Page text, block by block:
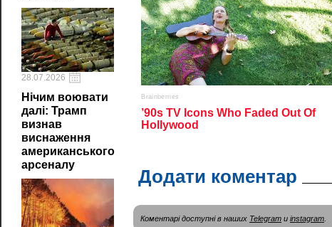
28.07.2026
Нічим воювати
далі: Трамп
визнав
виснаження
американського
арсеналу
Додати коментар
Коментарі доступні в наших Telegram и instagram.